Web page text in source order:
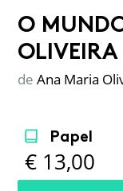
O
OLIVEIRA
de Ana Maria
Papel
€ 13,00